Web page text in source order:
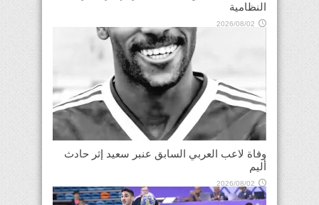
النظامية
2026/08/02
وفاة لاعب العربي السابق عنبر سعيد إثر حادث
أليم
2026/08/02